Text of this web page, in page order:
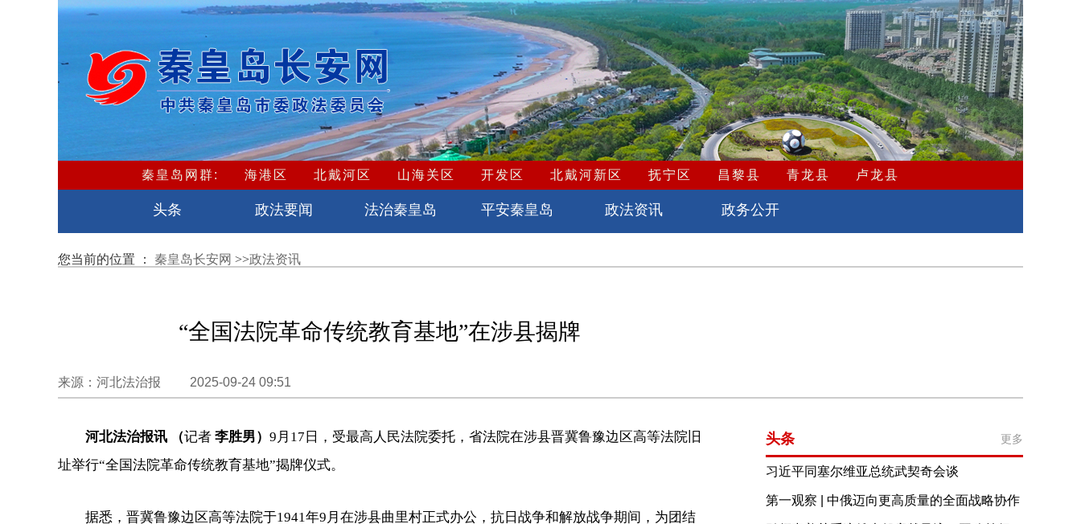
秦皇岛网群: 海港区 北戴河区 山海关区 开发区 北戴河新区 抚宁区 昌黎县 青龙县
卢龙县
头条 政法要闻 法治秦皇岛 平安秦皇岛 政法资讯 政务公开
您当前的位置 ： 秦皇岛长安网 >>政法资讯
“全国法院革命传统教育基地”在涉县揭牌
来源：河北法治报 2025-09-24 09:51
河北法治报讯 （记者 李胜男） 9月17日，受最高人民法院委托，省法院在涉县晋冀鲁豫边区高等法院旧
址举行“全国法院革命传统教育基地”揭牌仪式。
据悉，晋冀鲁豫边区高等法院于1941年9月在涉县曲里村正式办公，抗日战争和解放战争期间，为团结
头条 更多
习近平同塞尔维亚总统武契奇会谈
第一观察 | 中俄迈向更高质量的全面战略协作